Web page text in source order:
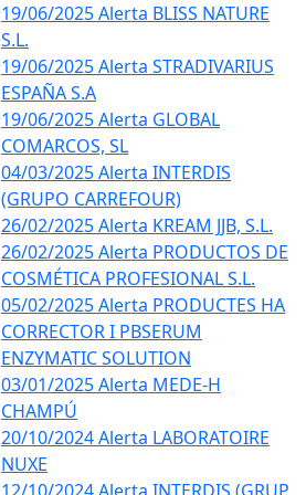
19/06/2025 Alerta BLISS NATURE
S.L.
19/06/2025 Alerta STRADIVARIUS
ESPAÑA S.A
19/06/2025 Alerta GLOBAL
COMARCOS, SL
04/03/2025 Alerta INTERDIS
(GRUPO CARREFOUR)
26/02/2025 Alerta KREAM JJB, S.L.
26/02/2025 Alerta PRODUCTOS DE
COSMÉTICA PROFESIONAL S.L.
05/02/2025 Alerta PRODUCTES HA
CORRECTOR I PBSERUM
ENZYMATIC SOLUTION
03/01/2025 Alerta MEDE-H
CHAMPÚ
20/10/2024 Alerta LABORATOIRE
NUXE